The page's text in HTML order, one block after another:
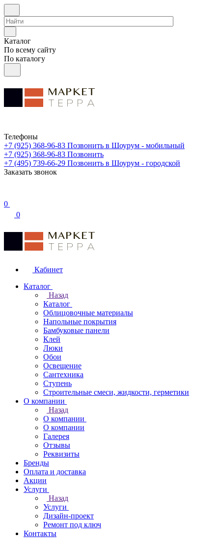
Каталог
По всему сайту
По каталогу
Телефоны
+7 (925) 368-96-83 Позвонить в Шоурум - мобильный
+7 (925) 368-96-83 Позвонить
+7 (495) 739-66-29 Позвонить в Шоурум - городской
Заказать звонок
0
0
Кабинет
Каталог
Назад
Каталог
Облицовочные материалы
Напольные покрытия
Бамбуковые панели
Клей
Люки
Обои
Освещение
Сантехника
Ступень
Строительные смеси, жидкости, герметики
О компании
Назад
О компании
О компании
Галерея
Отзывы
Реквизиты
Бренды
Оплата и доставка
Акции
Услуги
Назад
Услуги
Дизайн-проект
Ремонт под ключ
Контакты